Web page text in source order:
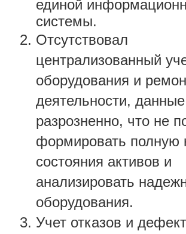
единой
системы.
Отсутствовал
централизованный
оборудования и
деятельности,
разрозненно, что не
формировать полную
состояния активов и
анализировать
оборудования.
Учет отказов и